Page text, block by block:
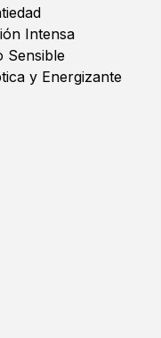
Intensa
Sensible
y Energizante